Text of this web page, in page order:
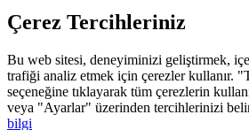
Çerez Tercihleriniz
Bu web sitesi, deneyiminizi geliştirmek,
trafiği analiz etmek için çerezler kullanır.
seçeneğine tıklayarak tüm çerezlerin
veya "Ayarlar" üzerinden tercihlerinizi
bilgi